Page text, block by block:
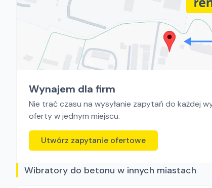
Wynajem dla firm
Nie trać czasu na wysyłanie zapytań do każdej
oferty w jednym miejscu.
Utwórz zapytanie ofertowe
Wibratory do betonu w innych miastach